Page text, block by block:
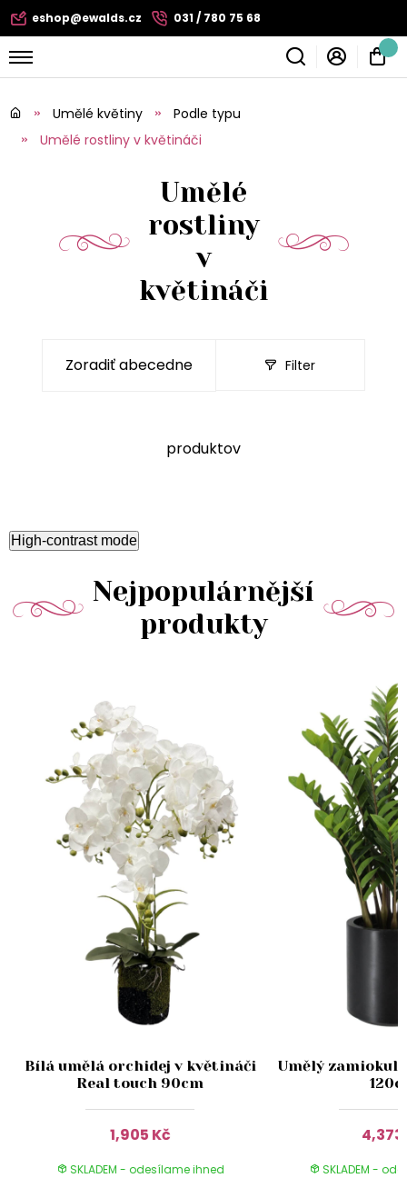
eshop@ewalds.cz 031 / 780 75 68
Umělé květiny
Podle typu
Umělé rostliny v květináči
Umělé
rostliny
v
květináči
Filter
produktov
High-contrast mode
Nejpopulárnější
produkty
Bílá umělá orchidej v květináči
Real touch 90cm
1,905 Kč
SKLADEM - odesílame ihned
Umělý
4,373
SKLADEM -